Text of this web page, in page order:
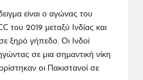
είναι ο αγώνας του
του 2019 μεταξύ Ινδίας και
ξηρό γήπεδο. Οι Ινδοί
σε μια σημαντική νίκη
οι Πακιστανοί σε